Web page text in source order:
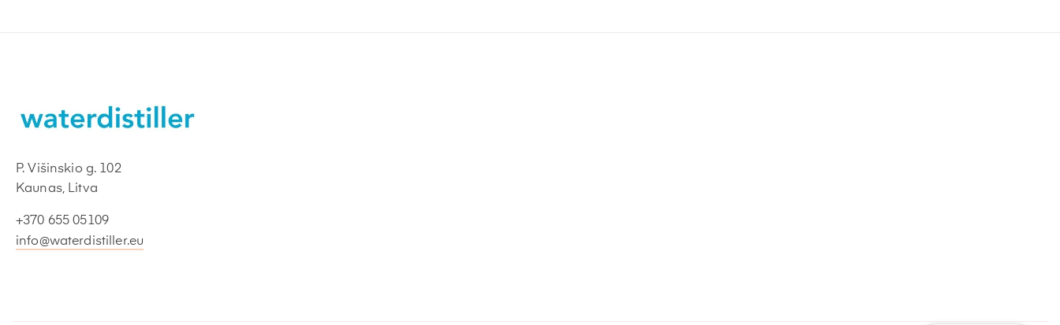
P. Višinskio g. 102
Kaunas, Litva
+370 655 05109
info@waterdistiller.eu